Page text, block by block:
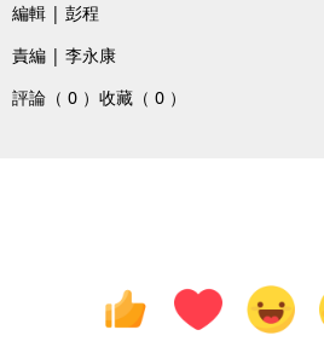
編輯 | 彭程
責編 | 李永康
評論（ 0 ） 收藏（ 0 ）